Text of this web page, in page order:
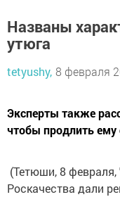
Названы
утюга
tetyushy, 8 февраля
Эксперты также
чтобы продлить
(Тетюши, 8
Роскачества дали